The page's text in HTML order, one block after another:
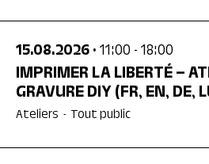
15.08.2026• 11:00 - 18:00
IMPRIMER LA LIBERTÉ –
GRAVURE DIY(FR, EN, DE,
Ateliers - Tout public